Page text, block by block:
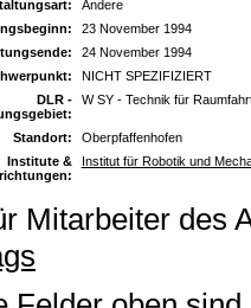
Andere
23 November 1994
24 November 1994
NICHT SPEZIFIZIERT
DLR -
W SY - Technik für
Standort:
Oberpfaffenhofen
Institute &
Institut für Robotik und
Mitarbeiter des